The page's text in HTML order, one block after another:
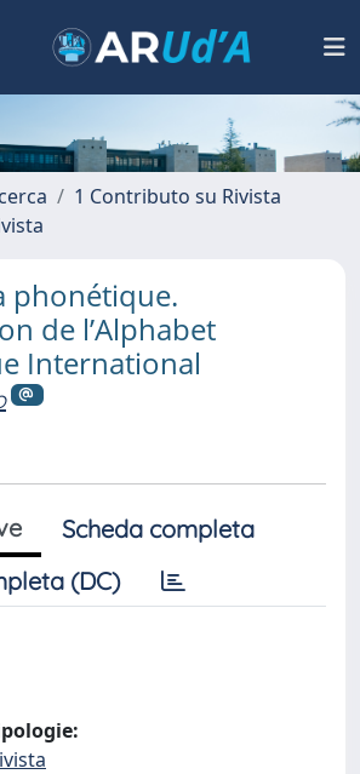
1 Contributo su Rivista
phonétique.
de l’Alphabet
International
Scheda completa
(DC)